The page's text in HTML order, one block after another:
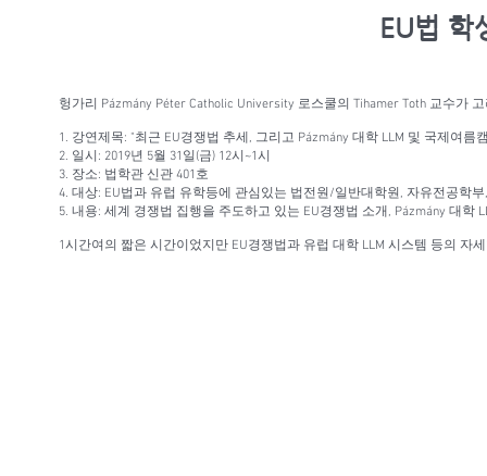
EU법 학
헝가리 Pázmány Péter Catholic University 로스쿨의 Tihamer Toth 교수가
1. 강연제목: "최근 EU경쟁법 추세, 그리고 Pázmány 대학 LLM 및 국제여름
2. 일시: 2019년 5월 31일(금) 12시~1시
3. 장소: 법학관 신관 401호
4. 대상: EU법과 유럽 유학등에 관심있는 법전원/일반대학원, 자유전공학
5. 내용: 세계 경쟁법 집행을 주도하고 있는 EU경쟁법 소개, Pázmány 대학
1시간여의 짧은 시간이었지만 EU경쟁법과 유럽 대학 LLM 시스템 등의 자